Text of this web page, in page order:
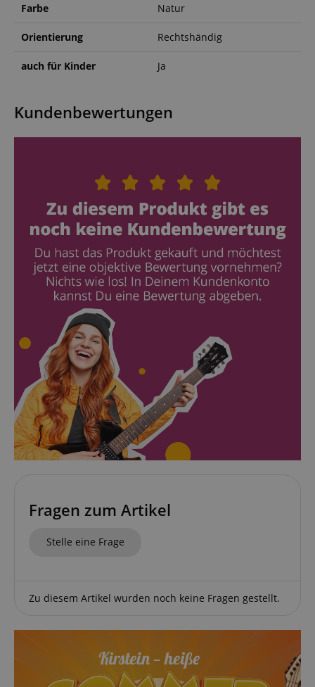
Farbe Natur
Orientierung Rechtshändig
auch für Kinder Ja
Kundenbewertungen
Fragen zum Artikel
Stelle eine Frage
Zu diesem Artikel wurden noch keine Fragen gestellt.
Funktional
wie Besucher die Website nutzen, z.B. Analyse-
Cookie
Anbieter /
Domain
Laufzeit Beschreibung
zoovu-
91347
www.kirstein.at
1
59
Minuten
Enables
the state of
assistant for
a given end
user (what
answers were
last time,
etc.).
Google-
Datenschutzerklärung